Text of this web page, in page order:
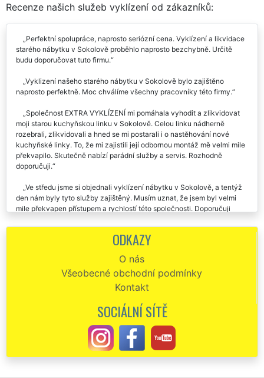
Recenze našich služeb vyklízení od zákazníků:
Perfektní spolupráce, naprosto seriózní cena. Vyklízení a likvidace
starého nábytku v Sokolově proběhlo naprosto bezchybně. Určitě
budu doporučovat tuto firmu.
Vyklizení našeho starého nábytku v Sokolově bylo zajištěno
naprosto perfektně. Moc chválíme všechny pracovníky této firmy.
Společnost EXTRA VYKLÍZENÍ mi pomáhala vyhodit a zlikvidovat
moji starou kuchyňskou linku v Sokolově. Celou linku nádherně
rozebrali, zlikvidovali a hned se mi postarali i o nastěhování nové
kuchyňské linky. To, že mi zajistili její odbornou montáž mě velmi mile
překvapilo. Skutečně nabízí parádní služby a servis. Rozhodně
doporučuji.
Ve středu jsme si objednali vyklízení nábytku v Sokolově, a tentýž
den nám byly tyto služby zajištěný. Musím uznat, že jsem byl velmi
mile překvapen přístupem a rychlostí této společnosti. Doporučuji
Minulý týden nám firma EXTRA VYKLÍZENÍ zajišťovala vyklízení
a pracovití zaměstnanci. Po vyklízení veškerého nábytku nám zajistili
i špičkové úklidové služby. Děkujeme a moc moc chválíme.
Chtěla bych moc pochválit a poděkovat této společnosti, že se mi
postarali o vyklizení veškerého starého nábytku z mého bytu v
Sokolově. Ještě jednou děkuju a doporučuju.
Vyklizení staré sedací soupravy v Sokolově. Vše proběhlo na
ODKAZY
O nás
Všeobecné obchodní podmínky
Kontakt
SOCIÁLNÍ SÍTĚ